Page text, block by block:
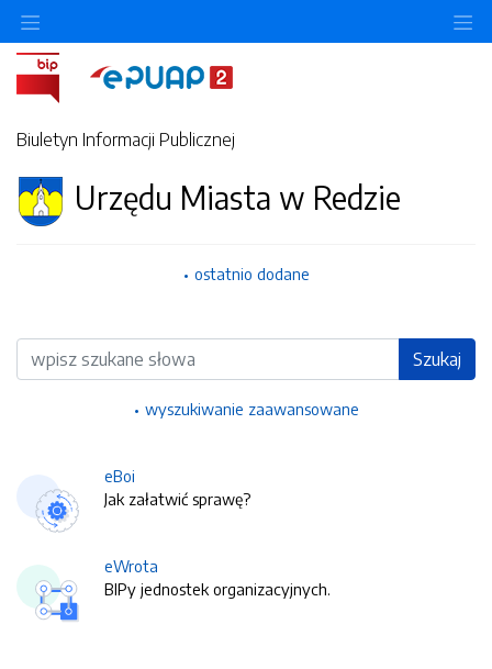
Biuletyn Informacji Publicznej
Urzędu Miasta w Redzie
ostatnio dodane
Wyszukiwarka Szukaj
wyszukiwanie zaawansowane
eBoi
Jak załatwić sprawę?
eWrota
BIPy jednostek organizacyjnych.